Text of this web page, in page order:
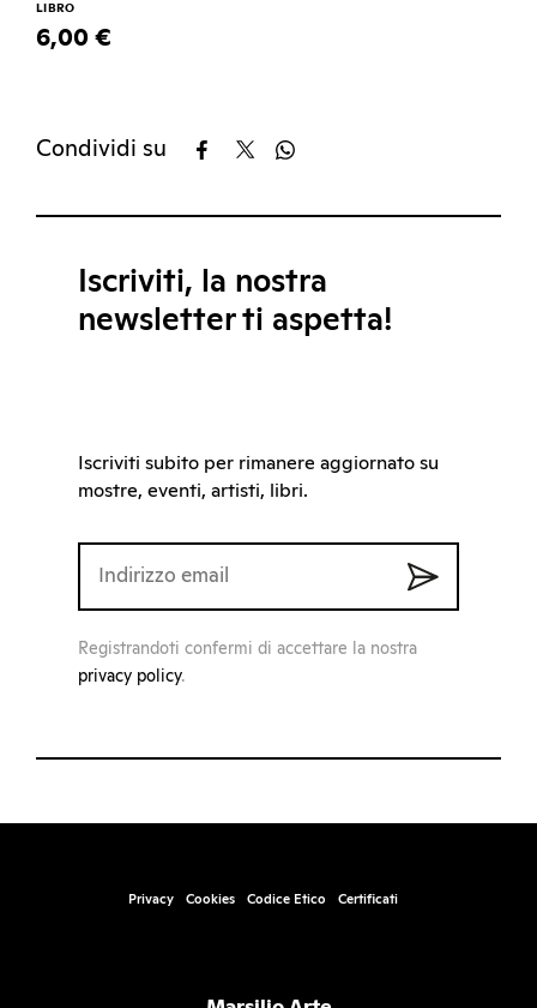
LIBRO
6,00 €
Condividi su
Iscriviti, la nostra
newsletter ti aspetta!
Iscriviti subito per rimanere aggiornato su
mostre, eventi, artisti, libri.
Registrandoti confermi di accettare la nostra
privacy policy.
Privacy Cookies Codice Etico Certificati